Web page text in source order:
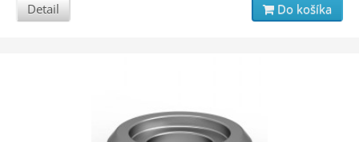
Detail Do košíka